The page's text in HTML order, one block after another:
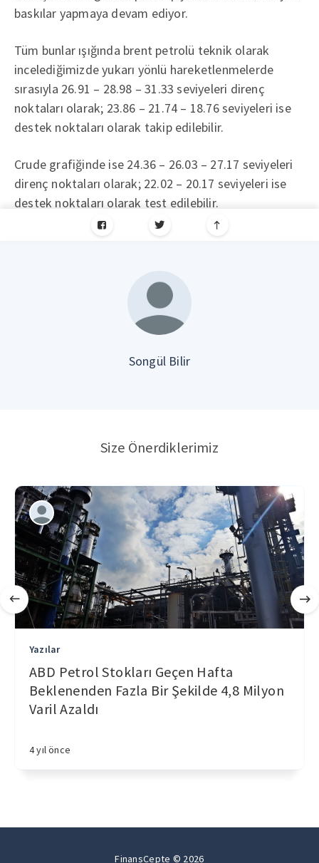
baskılar yapmaya devam ediyor.
Tüm bunlar ışığında brent petrolü teknik olarak
incelediğimizde yukarı yönlü hareketlenmelerde
sırasıyla 26.91 – 28.98 – 31.33 seviyeleri direnç
noktaları olarak; 23.86 – 21.74 – 18.76 seviyeleri ise
destek noktaları olarak takip edilebilir.
Crude grafiğinde ise 24.36 – 26.03 – 27.17 seviyeleri
direnç noktaları olarak; 22.02 – 20.17 seviyeleri ise
destek noktaları olarak test edilebilir.
Songül Bilir
Size Önerdiklerimiz
Yazılar
ABD Petrol Stokları Geçen Hafta
Beklenenden Fazla Bir Şekilde 4,8 Milyon
Varil Azaldı
4 yıl önce
FinansCepte © 2026